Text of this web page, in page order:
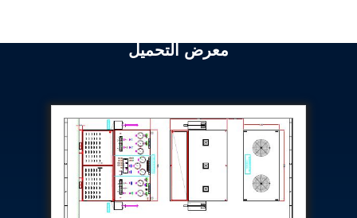
Aerospace Fuel Supply System
Electrical & Hydraulic System for the Side Gear
Box (LH & RH) Test Rig
Aircraft Servo Valve Hydraulic Test Equipment
Hydro-Gas Suspension (HSU) Validation System
Aircraft Aggregate Flushing Rig
LP Shaft Torsion Fatigue Testing Machine
معرض التحميل